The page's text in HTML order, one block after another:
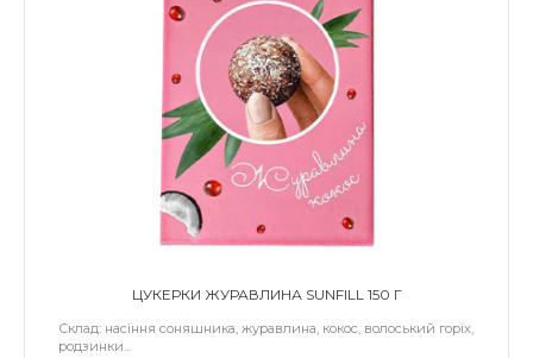
ЦУКЕРКИ ЖУРАВЛИНА SUNFILL 150 Г
Склад: насіння соняшника, журавлина, кокос, волоський горіх,
родзинки...